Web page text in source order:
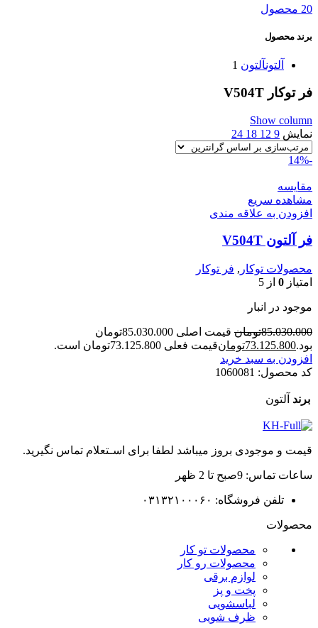
20 محصول
برند محصول
آلتونآلتون 1
فر توکار V504T
Show column
نمایش 9
12
18
24
-14%
مقایسه
مشاهده سریع
افزودن به علاقه مندی
فر آلتون V504T
محصولات توکار , فر توکار
امتیاز 0 از 5
موجود در انبار
85.030.000تومان
قیمت اصلی 85.030.000تومان
بود.73.125.800تومانقیمت فعلی 73.125.800تومان است.
افزودن به سبد خرید
کد محصول: 1060081
برند آلتون
قیمت و موجودی بروز میباشد لطفا برای اسـتعلام تماس نگیرید.
ساعات تماس: 9صبح تا 2 ظهر
تلفن فروشگاه: ۰۳۱۳۲۱۰۰۰۶۰
محصولات
محصولات تو کار
محصولات رو کار
لوازم برقی
پخت و پز
لباسشویی
ظرف شویی